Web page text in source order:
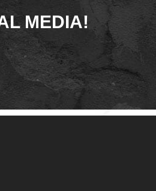
MEDIA!